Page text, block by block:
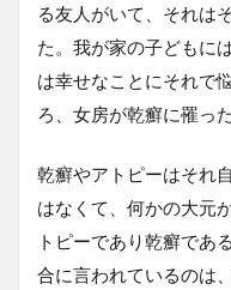
る友人がいて、それは
た。我が家の子どもに
は幸せなことにそれで
ろ、女房が乾癬に罹った
乾癬やアトピーはそれ
はなくて、何かの大元
トピーであり乾癬であ
合に言われているのは